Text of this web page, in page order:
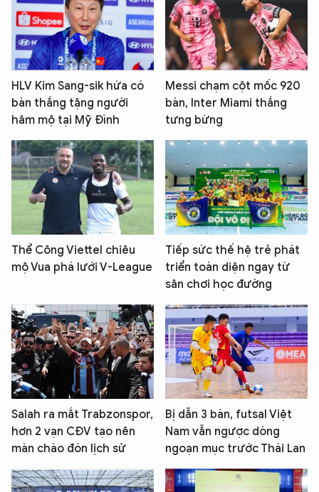
HLV Kim Sang-sik hứa có
bàn thắng tặng người
hâm mộ tại Mỹ Đình
Messi chạm cột mốc 920
bàn, Inter Miami thắng
tưng bừng
Thể Công Viettel chiêu
mộ Vua phá lưới V-League
Tiếp sức thế hệ trẻ phát
triển toàn diện ngay từ
sân chơi học đường
Salah ra mắt Trabzonspor,
hơn 2 vạn CĐV tạo nên
màn chào đón lịch sử
Bị dẫn 3 bàn, futsal Việt
Nam vẫn ngược dòng
ngoạn mục trước Thái Lan